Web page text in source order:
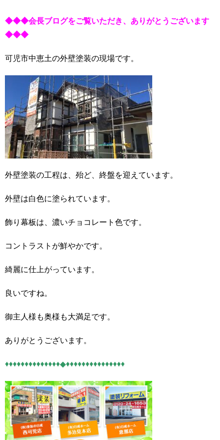
◆◆◆会長ブログをご覧いただき、ありがとうございます
◆◆◆
可児市中恵土の外壁塗装の現場です。
外壁塗装の工程は、殆ど、終盤を迎えています。
外壁は白色に塗られています。
飾り幕板は、濃いチョコレート色です。
コントラストが鮮やかです。
綺麗に仕上がっています。
良いですね。
御主人様も奥様も大満足です。
ありがとうございます。
♦♦♦♦♦♦♦♦♦♦♦♦♦♦◆♦♦♦♦♦♦♦♦♦♦♦♦♦♦♦